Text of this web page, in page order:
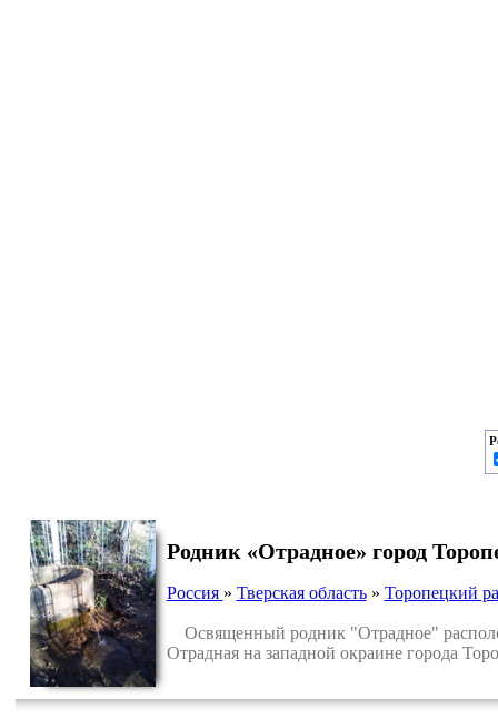
Родник «Отрадное» город
Россия » Тверская область» Торопецкий
Освященный родник "Отрадное"
Отрадная на западной окраине города